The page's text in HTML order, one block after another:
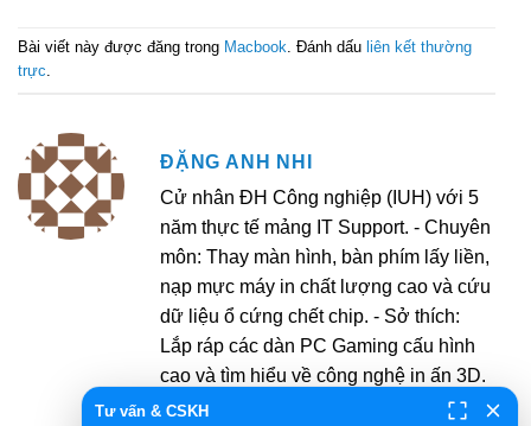
Bài viết này được đăng trong Macbook. Đánh dấu liên kết thường
trực.
ĐẶNG ANH NHI
Cử nhân ĐH Công nghiệp (IUH) với 5
năm thực tế mảng IT Support. - Chuyên
môn: Thay màn hình, bàn phím lấy liền,
nạp mực máy in chất lượng cao và cứu
dữ liệu ổ cứng chết chip. - Sở thích:
Lắp ráp các dàn PC Gaming cấu hình
cao và tìm hiểu về công nghệ in ấn 3D.
- Khẩu hiệu: "Sửa đúng giá - Thay đúng
Tư vấn & CSKH